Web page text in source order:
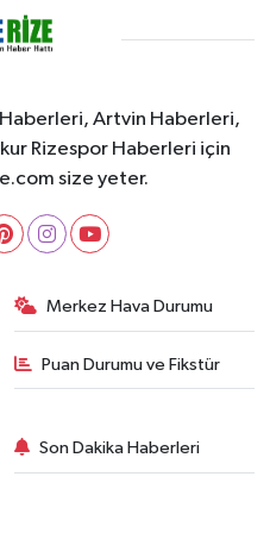
Haberleri, Artvin Haberleri,
Rizespor Haberleri için
size yeter.
Merkez Hava Durumu
Puan Durumu ve Fikstür
Son Dakika Haberleri